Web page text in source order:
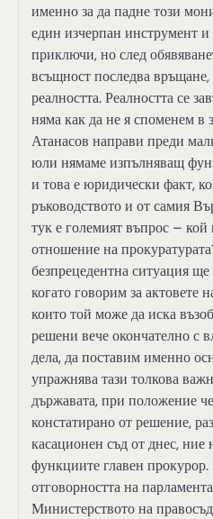
именно за да падне този
един изчерпан инструмент
приключи, но след
всъщност последва
реалността. Реалността се
няма как да не я споменем в
Атанасов направи преди
юли нямаме изпълняващ
и това е юридически факт,
ръководството и от самия
тук е големият въпрос –
отношение на
безпрецедентна ситуация
когато говорим за актовете
които той може да иска
решени вече окончателно с
дела, да поставим именно
упражнява тази толкова
държавата, при положение
констатирано от решение,
касационен съд от днес,
функциите главен
отговорността на
Министерството на